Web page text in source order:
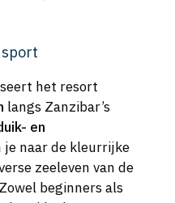
het resort
langs Zanzibar’s
en
je naar de kleurrijke
zeeleven van de
beginners als